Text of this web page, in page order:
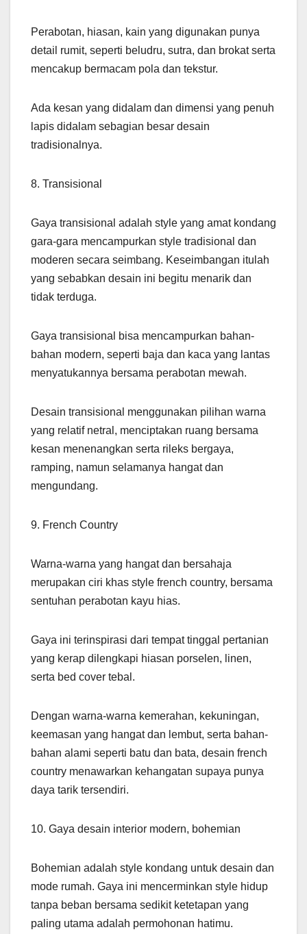
Perabotan, hiasan, kain yang digunakan punya
detail rumit, seperti beludru, sutra, dan brokat serta
mencakup bermacam pola dan tekstur.
Ada kesan yang didalam dan dimensi yang penuh
lapis didalam sebagian besar desain
tradisionalnya.
8. Transisional
Gaya transisional adalah style yang amat kondang
gara-gara mencampurkan style tradisional dan
moderen secara seimbang. Keseimbangan itulah
yang sebabkan desain ini begitu menarik dan
tidak terduga.
Gaya transisional bisa mencampurkan bahan-
bahan modern, seperti baja dan kaca yang lantas
menyatukannya bersama perabotan mewah.
Desain transisional menggunakan pilihan warna
yang relatif netral, menciptakan ruang bersama
kesan menenangkan serta rileks bergaya,
ramping, namun selamanya hangat dan
mengundang.
9. French Country
Warna-warna yang hangat dan bersahaja
merupakan ciri khas style french country, bersama
sentuhan perabotan kayu hias.
Gaya ini terinspirasi dari tempat tinggal pertanian
yang kerap dilengkapi hiasan porselen, linen,
serta bed cover tebal.
Dengan warna-warna kemerahan, kekuningan,
keemasan yang hangat dan lembut, serta bahan-
bahan alami seperti batu dan bata, desain french
country menawarkan kehangatan supaya punya
daya tarik tersendiri.
10. Gaya desain interior modern, bohemian
Bohemian adalah style kondang untuk desain dan
mode rumah. Gaya ini mencerminkan style hidup
tanpa beban bersama sedikit ketetapan yang
paling utama adalah permohonan hatimu.